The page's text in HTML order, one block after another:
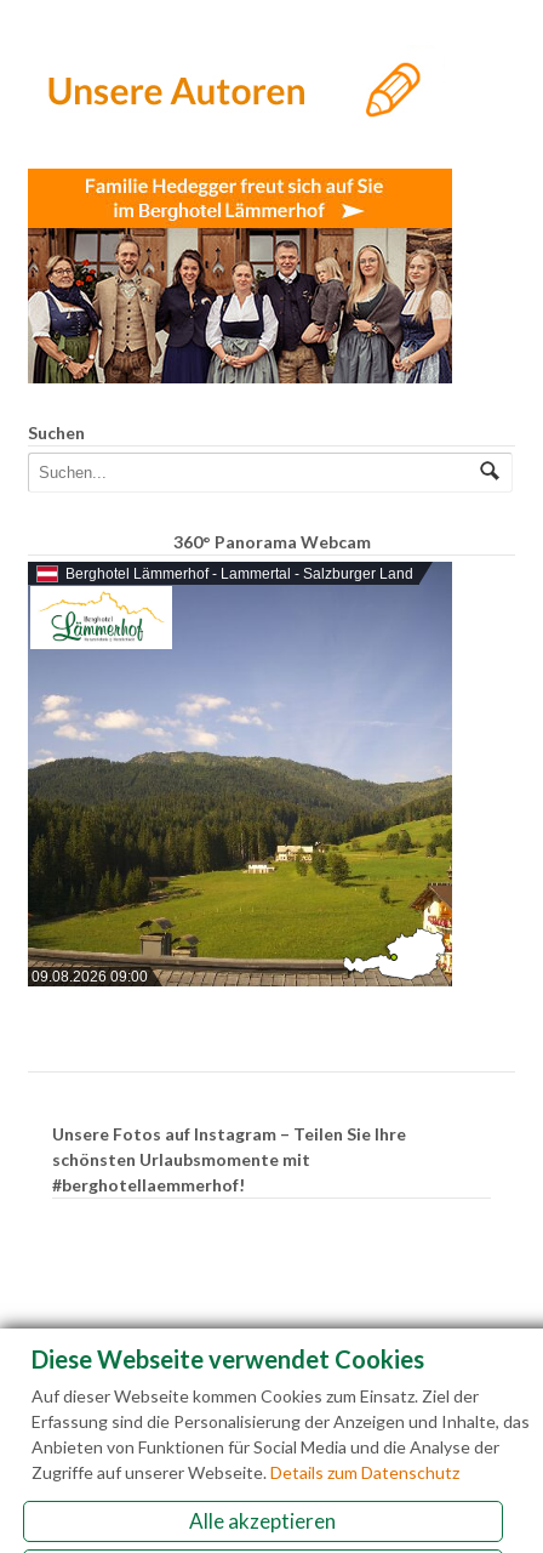
Suchen
360° Panorama Webcam
Berghotel Lämmerhof - Lammertal - Salzburger Land
09.08.2026 09:00
Unsere Fotos auf Instagram – Teilen Sie Ihre
schönsten Urlaubsmomente mit
#berghotellaemmerhof!
Familie Hedegger Lämmerhofweg 2 A-5522 St.
Diese Webseite verwendet Cookies
Auf dieser Webseite kommen Cookies zum Einsatz. Ziel der
Erfassung sind die Personalisierung der Anzeigen und Inhalte, das
Anbieten von Funktionen für Social Media und die Analyse der
Zugriffe auf unserer Webseite.Details zum Datenschutz
Alle akzeptieren